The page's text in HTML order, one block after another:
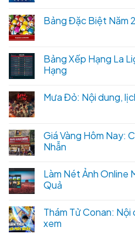
Bảng Đặc Biệt Năm
Bảng Xếp Hạng La
Hạng
Mưa Đỏ: Nội dung,
Giá Vàng Hôm Nay:
Nhẫn
Làm Nét Ảnh Online
Quả
Thám Tử Conan:
xem